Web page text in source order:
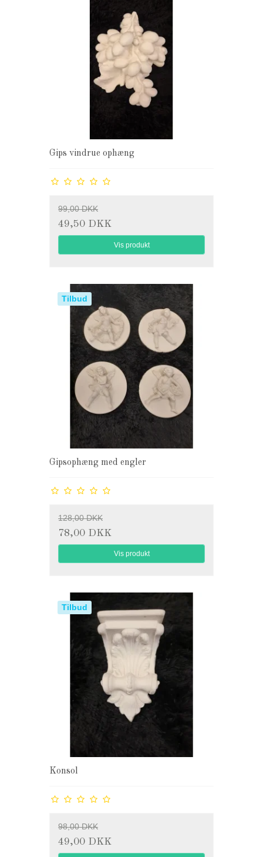
Gips vindrue ophæng
99,00 DKK
49,50 DKK
Vis produkt
Tilbud
Gipsophæng med engler
128,00 DKK
78,00 DKK
Vis produkt
Tilbud
Konsol
98,00 DKK
49,00 DKK